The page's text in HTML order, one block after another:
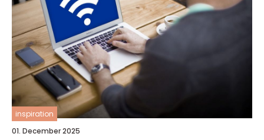
inspiration
01. December 2025